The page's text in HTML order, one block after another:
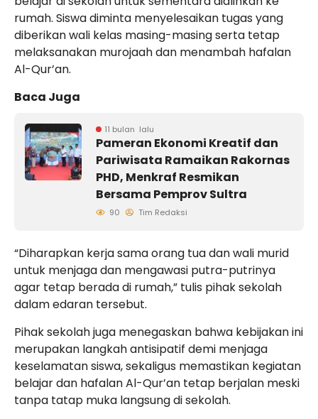
rumah. Siswa diminta menyelesaikan tugas yang
diberikan wali kelas masing-masing serta tetap
melaksanakan murojaah dan menambah hafalan
Al-Qur’an.
Baca Juga
11 bulan lalu
Pameran Ekonomi Kreatif dan
Pariwisata Ramaikan Rakornas
PHD, Menkraf Resmikan
Bersama Pemprov Sultra
90 Tim Redaksi
“Diharapkan kerja sama orang tua dan wali murid
untuk menjaga dan mengawasi putra-putrinya
agar tetap berada di rumah,” tulis pihak sekolah
dalam edaran tersebut.
Pihak sekolah juga menegaskan bahwa kebijakan ini
merupakan langkah antisipatif demi menjaga
keselamatan siswa, sekaligus memastikan kegiatan
belajar dan hafalan Al-Qur’an tetap berjalan meski
tanpa tatap muka langsung di sekolah.